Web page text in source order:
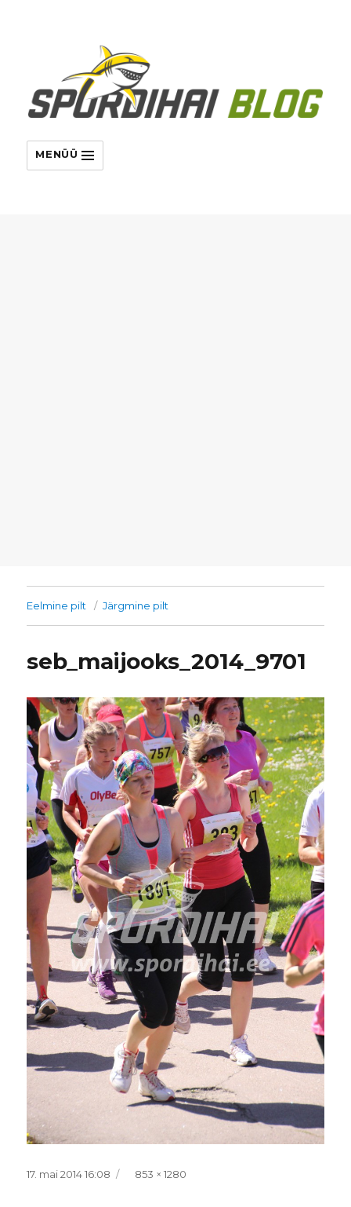
MENÜÜ
Eelmine pilt Järgmine pilt
seb_maijooks_2014_9701
Postitatud
17. mai 2014 16:08 Täissuurus
853 × 1280